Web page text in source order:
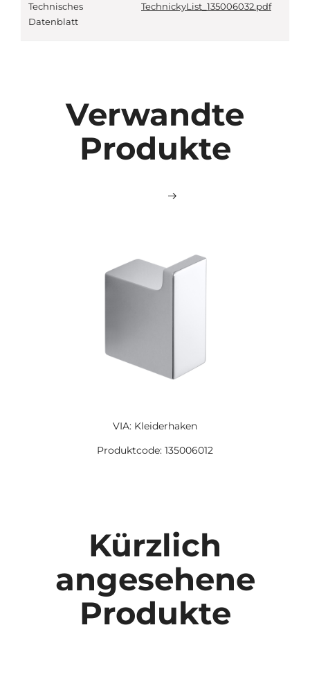
Technisches
Datenblatt
TechnickyList_135006032.pdf
Verwandte
Produkte
VIA: Kleiderhaken
Produktcode: 135006012
Kürzlich
angesehene
Produkte